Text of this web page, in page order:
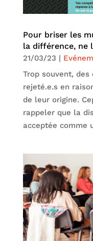
Pour briser les
la différence, ne
21/03/23 |
Trop souvent,
rejeté.e.s en
de leur origine.
rappeler que la
acceptée comme